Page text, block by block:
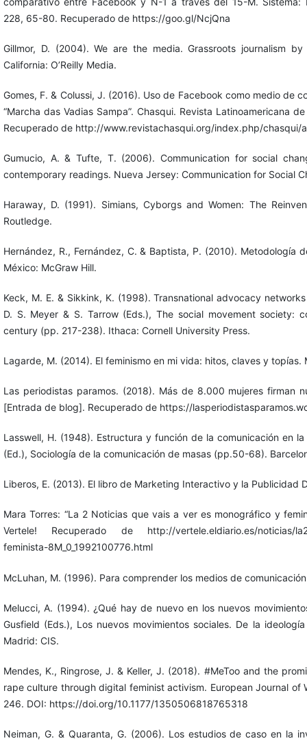
228, 65-80. Recuperado de https://goo.gl/NcjQna
Gillmor, D. (2004). We are the media. Grassroots journalism
California: O’Reilly Media.
Gomes, F. & Colussi, J. (2016). Uso de Facebook como medio de
“Marcha das Vadias Sampa”. Chasqui. Revista Latinoamericana
Recuperado de http://www.revistachasqui.org/index.php/chasqui/
Gumucio, A. & Tufte, T. (2006). Communication for social
contemporary readings. Nueva Jersey: Communication for Social
Haraway, D. (1991). Simians, Cyborgs and Women: The
Routledge.
Hernández, R., Fernández, C. & Baptista, P. (2010). Metodología
México: McGraw Hill.
Keck, M. E. & Sikkink, K. (1998). Transnational advocacy
D. S. Meyer & S. Tarrow (Eds.), The social movement society:
century (pp. 217-238). Ithaca: Cornell University Press.
Lagarde, M. (2014). El feminismo en mi vida: hitos, claves y topías.
Las periodistas paramos. (2018). Más de 8.000 mujeres firman
[Entrada de blog]. Recuperado de https://
Lasswell, H. (1948). Estructura y función de la comunicación en
(Ed.), Sociología de la comunicación de masas (pp.50-68).
Liberos, E. (2013). El libro de Marketing Interactivo y la Publicidad
Mara Torres: “La 2 Noticias que vais a ver es monográfico y
Vertele! Recuperado de http://vertele.eldiario.es/noticias/
feminista-8M_0_1992100776.html
McLuhan, M. (1996). Para comprender los medios de
Melucci, A. (1994). ¿Qué hay de nuevo en los nuevos
Gusfield (Eds.), Los nuevos movimientos sociales. De la
Madrid: CIS.
Mendes, K., Ringrose, J. & Keller, J. (2018). #MeToo and the
rape culture through digital feminist activism. European Journal of
246. DOI: https://doi.org/10.1177/1350506818765318
Neiman, G. & Quaranta, G. (2006). Los estudios de caso en la